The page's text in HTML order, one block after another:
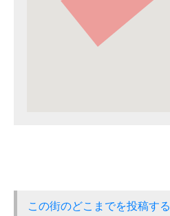
この街のどこまでを投稿する